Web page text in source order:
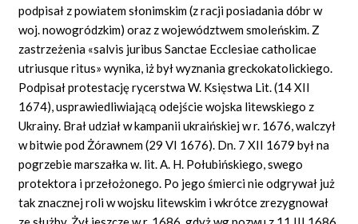
podpisał z powiatem słonimskim (z racji posiadania dóbr w
woj. nowogródzkim) oraz z województwem smoleńskim. Z
zastrzeżenia «salvis juribus Sanctae Ecclesiae catholicae
utriusque ritus» wynika, iż był wyznania greckokatolickiego.
Podpisał protestację rycerstwa W. Księstwa Lit. (14 XII
1674), usprawiedliwiającą odejście wojska litewskiego z
Ukrainy. Brał udział w kampanii ukraińskiej w r. 1676, walczył
w bitwie pod Żórawnem (29 VI 1676). Dn. 7 XII 1679 był na
pogrzebie marszałka w. lit. A. H. Połubińskiego, swego
protektora i przełożonego. Po jego śmierci nie odgrywał już
tak znacznej roli w wojsku litewskim i wkrótce zrezygnował